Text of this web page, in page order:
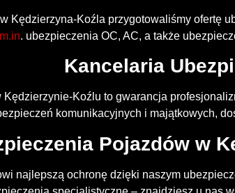
Kędzierzyna-Koźla przygotowaliśmy ofertę
m.in. ubezpieczenia OC, AC, a także
Kancelaria
Koźlu to gwarancja
komunikacyjnych i majątkowych,
Pojazdów w
najlepszą ochronę dzięki naszym